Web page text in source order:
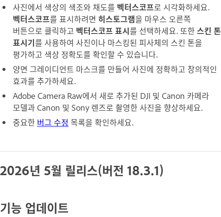
사진에서 색상의 색조와 채도를 벡터스코프로 시각화하세요.
벡터스코프를 표시하려면 히스토그램을 마우스 오른쪽
버튼으로 클릭하고 벡터스코프 표시를 선택하세요. 또한 스킨 톤
표시기를 사용하여 사진이나 마스킹된 피사체의 스킨 톤을
평가하고 색상 정확도를 확인할 수 있습니다.
양면 그레이디언트 마스크를 만들어 사진에 정확하고 창의적인
효과를 추가하세요.
Adobe Camera Raw에서 새로 추가된 DJI 및 Canon 카메라
모델과 Canon 및 Sony 렌즈로 촬영한 사진을 향상하세요.
중요한 버그 수정 목록을 확인하세요.
2026년 5월 릴리스(버전 18.3.1)
기능 업데이트